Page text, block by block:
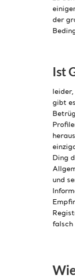
der
Ist
gibt
Ding
und
falsch